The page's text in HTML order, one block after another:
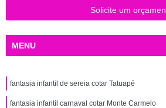
Solicite um
MENU
fantasia infantil de sereia cotar Tatuapé
fantasia infantil carnaval cotar Monte Carmelo